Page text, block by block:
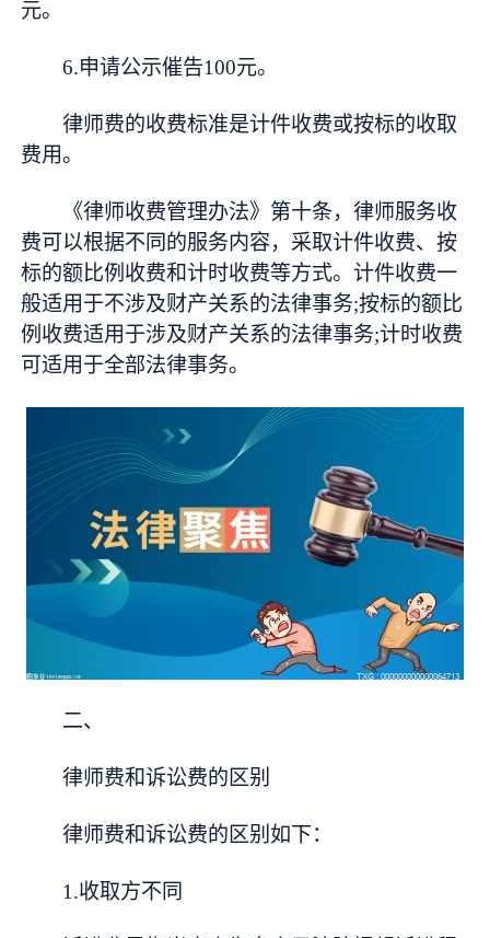
元。
6.申请公示催告100元。
律师费的收费标准是计件收费或按标的收取
费用。
《律师收费管理办法》第十条，律师服务收
费可以根据不同的服务内容，采取计件收费、按
标的额比例收费和计时收费等方式。计件收费一
般适用于不涉及财产关系的法律事务;按标的额比
例收费适用于涉及财产关系的法律事务;计时收费
可适用于全部法律事务。
二、
律师费和诉讼费的区别
律师费和诉讼费的区别如下：
1.收取方不同